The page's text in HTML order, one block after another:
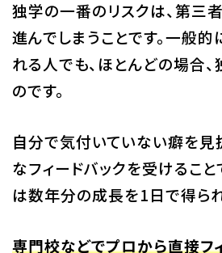
独学の一番のリスクは、第三
進んでしまうことです。一般
れる人でも、ほとんどの場合
のです。
自分で気付いていない癖を見
なフィードバックを受けるこ
は数年分の成長を1日で得られ
専門校などでプロから直接フ